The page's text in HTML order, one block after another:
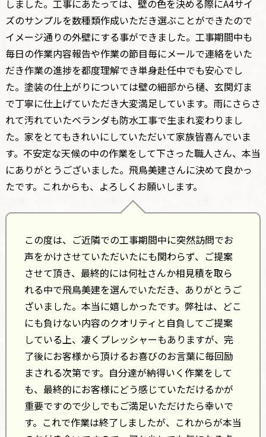
しました。工事にあたっては、壁の色を決める際にA4サイ
ズのサンプルを数種類作成いただき選ぶことができたので
イメージ通りの外壁にする事ができました。工事期間中も
毎日の作業内容報告や作業の節目毎にメールで連絡をいた
だき作業の進捗を都度理解でき単身赴任中でも安心でし
た。塗装の仕上がりについては壁の細部から樋、玄関灯ま
で丁寧に仕上げていただき大変満足しています。雨にさらさ
れて汚れていたベランダも防水工事で生まれ変わりまし
た。家をとてもきれいにしていただいて家族皆喜んでいま
す。不安定な天候の中の作業をして下さった職人さん、本当
にありがとうございました。飛鳥美建さんに決めて良かっ
たです。これからも、よろしくお願いします。
この度は、ご近隣での工事期間中に突然訪問でお
声をかけさせていただいたにも関わらず、ご提案
させて頂き、最終的には何社さんか相見積を取ら
れる中で飛鳥美建を選んでいただき、ありがとうご
ざいました。本当に嬉しかったです。弊社は、どこ
にも負けない内容のクオリティと自負してご提案
している上、凄くプレッシャーもありますが、完
了後にお客様から頂けるお喜びのお言葉に毎回励
まされる次第です。自分達が納得いく作業をして
も、最終的にお客様にどう感じていただけるかが
重要ですので少しでもご満足いただけたら幸いで
す。これで作業は終了しましたが、これからが本当